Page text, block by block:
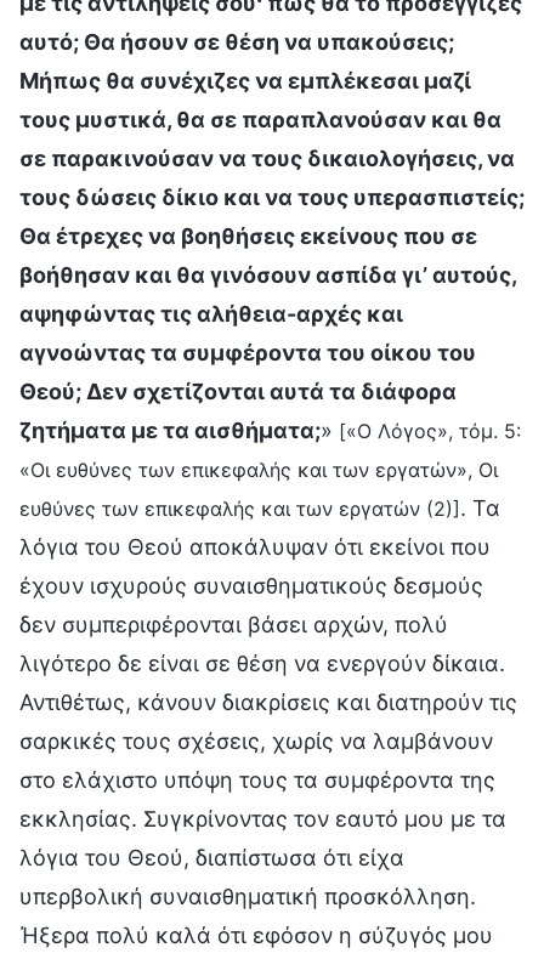
αυτό; Θα ήσουν σε θέση να υπακούσεις;
Μήπως θα συνέχιζες να εμπλέκεσαι μαζί
τους μυστικά, θα σε παραπλανούσαν και θα
σε παρακινούσαν να τους δικαιολογήσεις, να
τους δώσεις δίκιο και να τους υπερασπιστείς;
Θα έτρεχες να βοηθήσεις εκείνους που σε
βοήθησαν και θα γινόσουν ασπίδα γι’ αυτούς,
αψηφώντας τις αλήθεια-αρχές και
αγνοώντας τα συμφέροντα του οίκου του
Θεού; Δεν σχετίζονται αυτά τα διάφορα
ζητήματα με τα αισθήματα;» [«Ο Λόγος», τόμ. 5:
«Οι ευθύνες των επικεφαλής και των εργατών», Οι
ευθύνες των επικεφαλής και των εργατών (2)]. Τα
λόγια του Θεού αποκάλυψαν ότι εκείνοι που
έχουν ισχυρούς συναισθηματικούς δεσμούς
δεν συμπεριφέρονται βάσει αρχών, πολύ
λιγότερο δε είναι σε θέση να ενεργούν δίκαια.
Αντιθέτως, κάνουν διακρίσεις και διατηρούν τις
σαρκικές τους σχέσεις, χωρίς να λαμβάνουν
στο ελάχιστο υπόψη τους τα συμφέροντα της
εκκλησίας. Συγκρίνοντας τον εαυτό μου με τα
λόγια του Θεού, διαπίστωσα ότι είχα
υπερβολική συναισθηματική προσκόλληση.
Ήξερα πολύ καλά ότι εφόσον η σύζυγός μου